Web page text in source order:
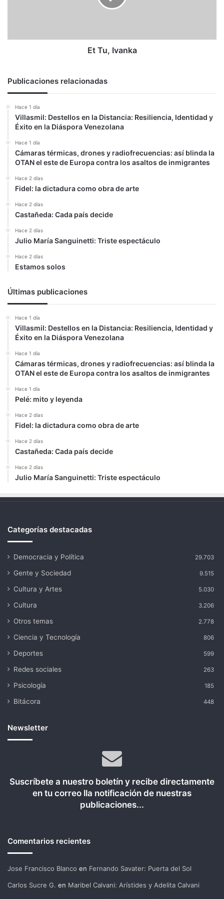
Et Tu, Ivanka
Publicaciones relacionadas
Hace 1 día
Villasmil: Destellos en la Distancia: Resiliencia, Identidad y
Éxito en la Diáspora Venezolana
Hace 1 día
Cámaras térmicas, drones y radiofrecuencias: así blinda la
OTAN el este de Europa contra los asaltos de inmigrantes
Hace 2 días
Fidel: la dictadura como obra de arte
Hace 2 días
Castañeda: Cada país decide
Hace 2 días
Julio María Sanguinetti: Triste espectáculo
Hace 2 días
Estamos solos
Últimas publicaciones
Hace 1 día
Villasmil: Destellos en la Distancia: Resiliencia, Identidad y
Éxito en la Diáspora Venezolana
Hace 1 día
Cámaras térmicas, drones y radiofrecuencias: así blinda la
OTAN el este de Europa contra los asaltos de inmigrantes
Hace 1 día
Pelé: mito y leyenda
Hace 2 días
Fidel: la dictadura como obra de arte
Hace 2 días
Castañeda: Cada país decide
Hace 2 días
Julio María Sanguinetti: Triste espectáculo
Categorías destacadas
Democracia y Política 29.703
Gente y Sociedad 9.515
Cultura y Artes 5.030
Cultura 3.206
Otros temas 2.778
Ciencia y Tecnología 806
Deportes 599
Redes sociales 263
Psicología 185
Bitácora 448
Newsletter
Suscríbete a nuestro boletín y recibe directamente
en tu correo lla notificación de nuestras
publicaciones...
Comentarios recientes
Jose Francisco Blanco en Fernando Savater: Puerta del Sol
Carlos Sucre G. en Maribel Calvani: Arístides y Adelita Calvani